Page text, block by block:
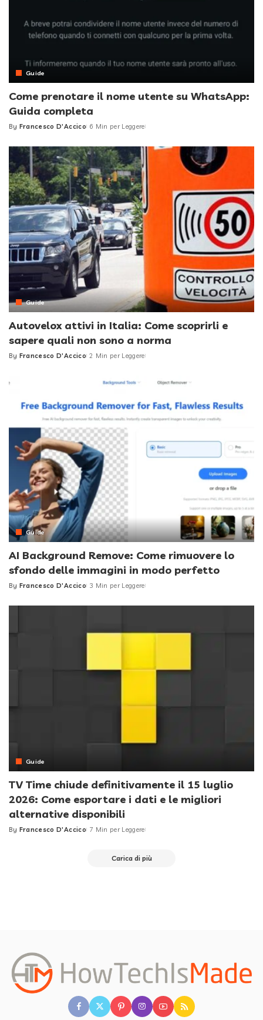
Guide
Come prenotare il nome utente su WhatsApp:
Guida completa
Posted
By Francesco D'Accico 6 Min per Leggere
Guide
Autovelox attivi in Italia: Come scoprirli e
sapere quali non sono a norma
Posted
By Francesco D'Accico 2 Min per Leggere
Guide
AI Background Remove: Come rimuovere lo
sfondo delle immagini in modo perfetto
Posted
By Francesco D'Accico 3 Min per Leggere
Guide
TV Time chiude definitivamente il 15 luglio
2026: Come esportare i dati e le migliori
alternative disponibili
Posted
By Francesco D'Accico 7 Min per Leggere
Carica di più